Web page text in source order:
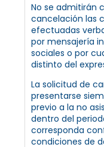
No se admitirán
cancelación las
efectuadas
por mensajería
sociales o por
distinto del
La solicitud de
presentarse
previo a la no
dentro del
corresponda
condiciones de